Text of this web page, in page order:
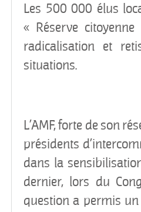
Les 500 000 élus
« Réserve
radicalisation et
situations.
L’AMF, forte de son
présidents
dans la
dernier, lors du
question a permis un